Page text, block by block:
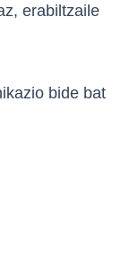
erabiltzaile
bide bat